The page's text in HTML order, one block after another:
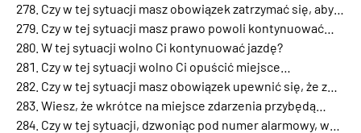
Czy w tej sytuacji masz obowiązek zatrzymać się, aby…
Czy w tej sytuacji masz prawo powoli kontynuować…
W tej sytuacji wolno Ci kontynuować jazdę?
Czy w tej sytuacji wolno Ci opuścić miejsce…
Czy w tej sytuacji masz obowiązek upewnić się, że z…
Wiesz, że wkrótce na miejsce zdarzenia przybędą…
Czy w tej sytuacji, dzwoniąc pod numer alarmowy, w…